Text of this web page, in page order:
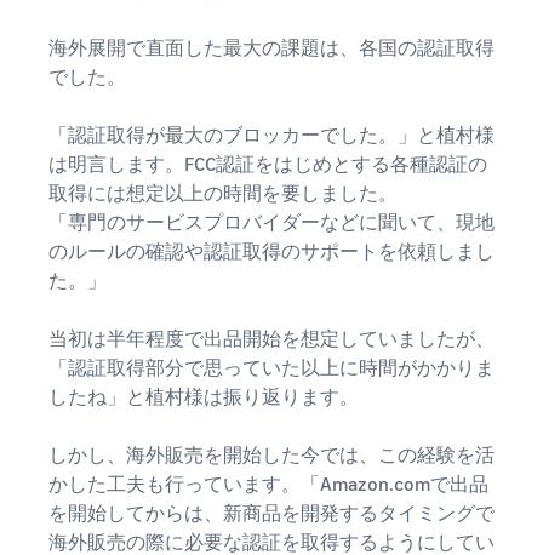
海外展開で直面した最大の課題は、各国の認証取得
でした。
「認証取得が最大のブロッカーでした。」と植村様
は明言します。FCC認証をはじめとする各種認証の
取得には想定以上の時間を要しました。
「専門のサービスプロバイダーなどに聞いて、現地
のルールの確認や認証取得のサポートを依頼しまし
た。」
当初は半年程度で出品開始を想定していましたが、
「認証取得部分で思っていた以上に時間がかかりま
したね」と植村様は振り返ります。
しかし、海外販売を開始した今では、この経験を活
かした工夫も行っています。「Amazon.comで出品
を開始してからは、新商品を開発するタイミングで
海外販売の際に必要な認証を取得するようにしてい